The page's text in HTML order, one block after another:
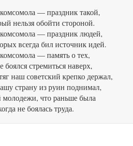
— праздник такой,
нельзя обойти стороной.
— праздник людей,
всегда бил источник идей.
— память о тех,
боялся стремиться наверх,
наш советский крепко держал,
страну из руин поднимал,
что раньше была
не боялась труда.